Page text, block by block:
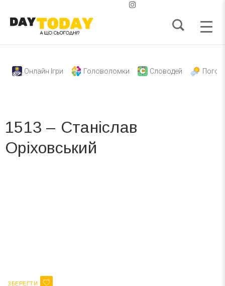
Онлайн Ігри Головоломки Словодей
1513 – Станіслав
Оріховський